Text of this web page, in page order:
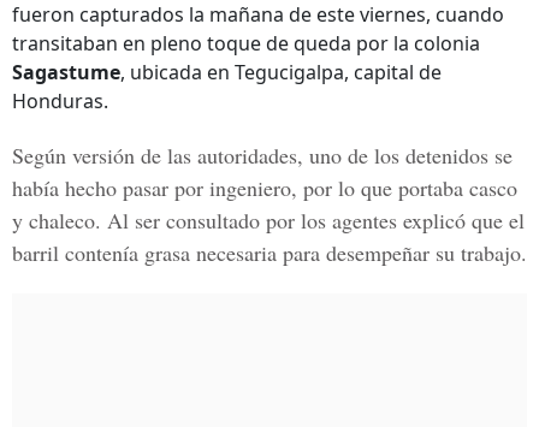
fueron capturados la mañana de este viernes, cuando
transitaban en pleno toque de queda por la colonia
Sagastume, ubicada en Tegucigalpa, capital de
Honduras.
Según versión de las autoridades, uno de los detenidos se
había hecho pasar por ingeniero, por lo que portaba casco
y chaleco. Al ser consultado por los agentes explicó que el
barril contenía grasa necesaria para desempeñar su trabajo.